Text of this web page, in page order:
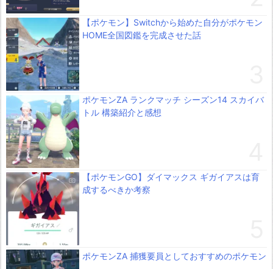
【ポケモン】Switchから始めた自分がポケモン
HOME全国図鑑を完成させた話
ポケモンZA ランクマッチ シーズン14 スカイバ
トル 構築紹介と感想
【ポケモンGO】ダイマックス ギガイアスは育
成するべきか考察
ポケモンZA 捕獲要員としておすすめのポケモン